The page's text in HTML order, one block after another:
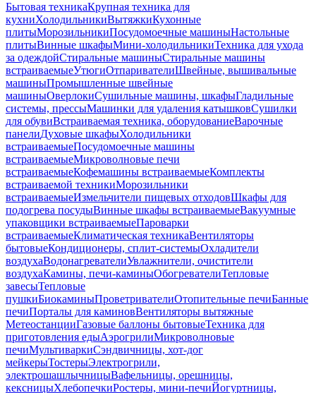
Бытовая техникаКрупная техника для
кухниХолодильникиВытяжкиКухонные
плитыМорозильникиПосудомоечные машиныНастольные
плитыВинные шкафыМини-холодильникиТехника для ухода
за одеждойСтиральные машиныСтиральные машины
встраиваемыеУтюгиОтпаривателиШвейные, вышивальные
машиныПромышленные швейные
машиныОверлокиСушильные машины, шкафыГладильные
системы, прессыМашинки для удаления катышковСушилки
для обувиВстраиваемая техника, оборудованиеВарочные
панелиДуховые шкафыХолодильники
встраиваемыеПосудомоечные машины
встраиваемыеМикроволновые печи
встраиваемыеКофемашины встраиваемыеКомплекты
встраиваемой техникиМорозильники
встраиваемыеИзмельчители пищевых отходовШкафы для
подогрева посудыВинные шкафы встраиваемыеВакуумные
упаковщики встраиваемыеПароварки
встраиваемыеКлиматическая техникаВентиляторы
бытовыеКондиционеры, сплит-системыОхладители
воздухаВодонагревателиУвлажнители, очистители
воздухаКамины, печи-каминыОбогревателиТепловые
завесыТепловые
пушкиБиокаминыПроветривателиОтопительные печиБанные
печиПорталы для каминовВентиляторы вытяжные
МетеостанцииГазовые баллоны бытовыеТехника для
приготовления едыАэрогрилиМикроволновые
печиМультиваркиСэндвичницы, хот-дог
мейкерыТостерыЭлектрогрили,
электрошашлычницыВафельницы, орешницы,
кексницыХлебопечкиРостеры, мини-печиЙогуртницы,